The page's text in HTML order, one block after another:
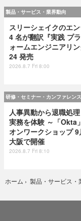
製品・サービス・業界動向
スリーシェイクのエ
4 名が翻訳『実践 プ
ォームエンジニアリ
24 発売
2026.8.7 Fri 8:00
研修・セミナー・カンファレンス
人事異動から退職処
実務を体験 ～「Okta
オンワークショップ 9
大阪で開催
2026.8.7 Fri 8:10
ホーム › 製品・サービス・